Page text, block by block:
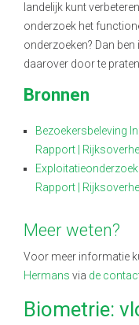
landelijk kunt
onderzoek het
onderzoeken? Dan
daarover door te praten.
Bronnen
Bezoekersbeleving
Rapport |
Rapport |
Meer weten?
Voor meer informatie
Hermans via de
Biometrie: